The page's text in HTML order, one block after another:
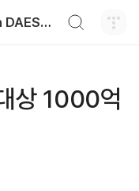
ENERGY KOREA With DAESUNG ENERGY
상 1000억